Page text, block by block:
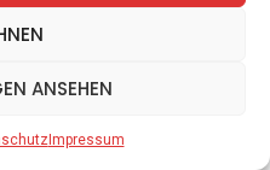
ANSEHEN
Impressum